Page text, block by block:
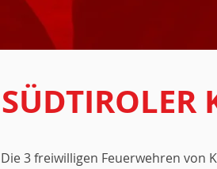
SÜDTIROLER
Die 3 freiwilligen Feuerwehren von